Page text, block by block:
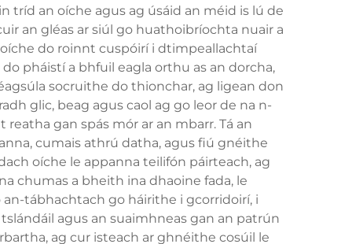
tríd an oíche agus ag úsáid an méid is lú de
an gléas ar siúl go huathoibríochta nuair a
oíche do roinnt cuspóirí i dtimpeallachtaí
pháistí a bhfuil eagla orthu as an dorcha,
socruithe do thionchar, ag ligean don
glic, beag agus caol ag go leor de na n-
gan spás mór ar an mbarr. Tá an
cumais athrú datha, agus fiú gnéithe
oíche le appanna teilifón páirteach, ag
chumas a bheith ina dhaoine fada, le
tábhachtach go háirithe i gcorridoirí, i
agus an suaimhneas gan an patrún
ag cur isteach ar ghnéithe cosúil le